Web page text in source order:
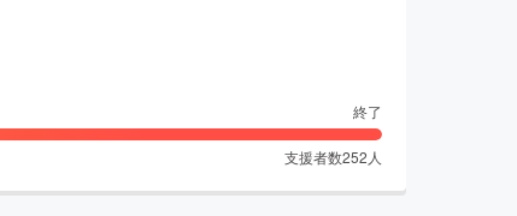
終了
支援者数252 人